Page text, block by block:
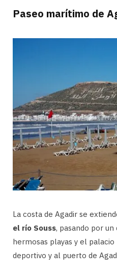
Paseo marítimo de
La costa de Agadir se
el río Souss, pasando por
hermosas playas y el
deportivo y al puerto de